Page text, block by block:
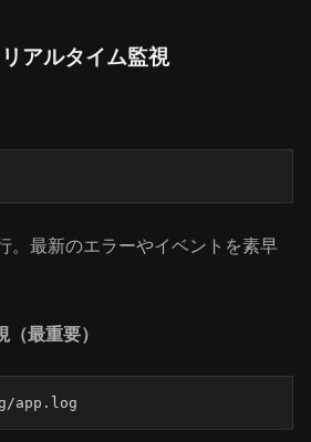
アルタイム監視
。最新のエラーやイベントを素早
最重要）